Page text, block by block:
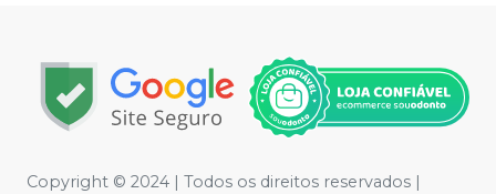
Copyright © 2024 | Todos os direitos reservados |